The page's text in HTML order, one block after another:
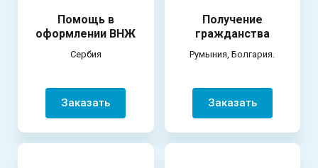
Помощь в
оформлении ВНЖ
Сербия
Заказать
Получение
гражданства
Румыния, Болгария.
Заказать